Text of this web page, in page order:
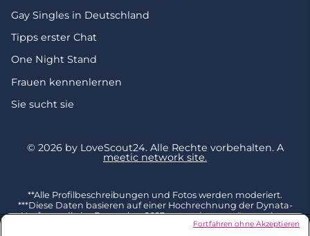
Gay Singles in Deutschland
Tipps erster Chat
One Night Stand
Frauen kennenlernen
Sie sucht sie
© 2026 by LoveScout24. Alle Rechte vorbehalten. A
meetic network site.
**Alle Profilbeschreibungen und Fotos werden moderiert.
***Diese Daten basieren auf einer Hochrechnung der Dynata-
Umfrage, die im Dezember 2023 unter einer repräsentativen
Stichprobe von 2002 Befragten ab 18 Jahren in Deutschland
Fortfahren ohne Akzeptieren